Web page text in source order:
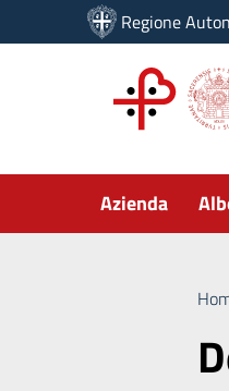
Vai ai contenuti
Vai al menu di
Vai al footer
Regione
Submenu
Azienda